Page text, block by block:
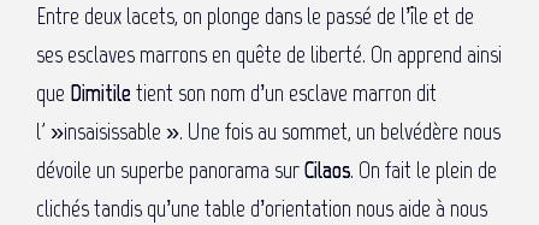
Entre deux lacets, on plonge dans le passé de l’île et de
ses esclaves marrons en quête de liberté. On apprend ainsi
que Dimitile tient son nom d’un esclave marron dit
l' »insaisissable ». Une fois au sommet, un belvédère nous
dévoile un superbe panorama surCilaos. On fait le plein de
clichés tandis qu’une table d’orientation nous aide à nous